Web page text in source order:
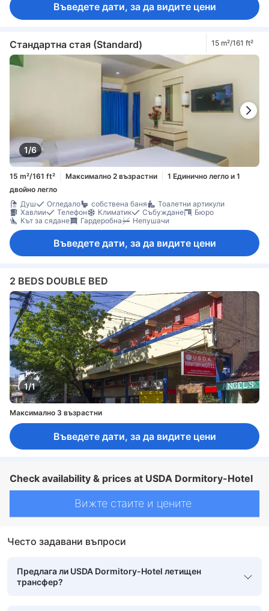
Въведете дати, за да видите цени
Стандартна стая (Standard) 15 m²/161 ft²
1/6
15 m²/161 ft² Максимално 2 възрастни
1 Единично легло и 1
двойно легло
Душ
Огледало собствена баня
Тоалетни артикули
Хавлии
Телефон Климатик Събуждане
Бюро
Кът за сядане
Гардеробна Непушачи
Въведете дати, за да видите цени
2 BEDS DOUBLE BED
1/1
Максимално 3 възрастни
Въведете дати, за да видите цени
Check availability & prices at USDA Dormitory-Hotel
Вижте стаите и цените
Често задавани въпроси
Предлага ли USDA Dormitory-Hotel летищен
трансфер?